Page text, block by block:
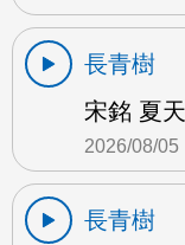
長青樹
宋銘 夏
2026/08/05
長青樹